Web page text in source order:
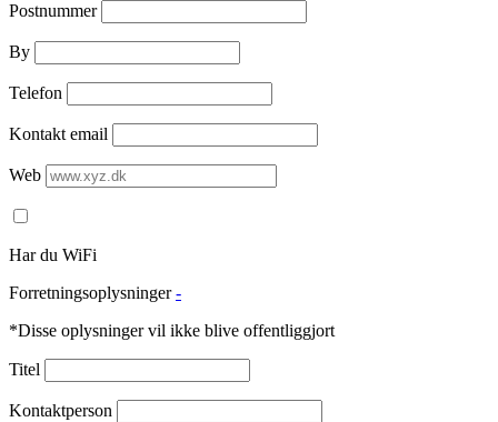
Postnummer
By
Telefon
Kontakt email
Web
Har du WiFi
Forretningsoplysninger -
*Disse oplysninger vil ikke blive offentliggjort
Titel
Kontaktperson